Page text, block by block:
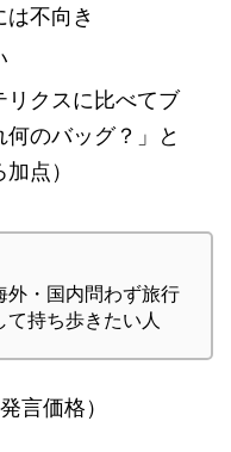
不向き
リクスに比べてブ
のバッグ？」と
点）
・国内問わず旅行
持ち歩きたい人
言価格）